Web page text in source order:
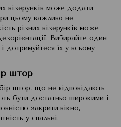
візерунків може додати
цьому важливо не
різних візерунків може
Вибирайте один
дотримуйтеся їх у всьому
штор
штор, що не відповідають
бути достатньо широкими і
закрити вікно,
у спальні.